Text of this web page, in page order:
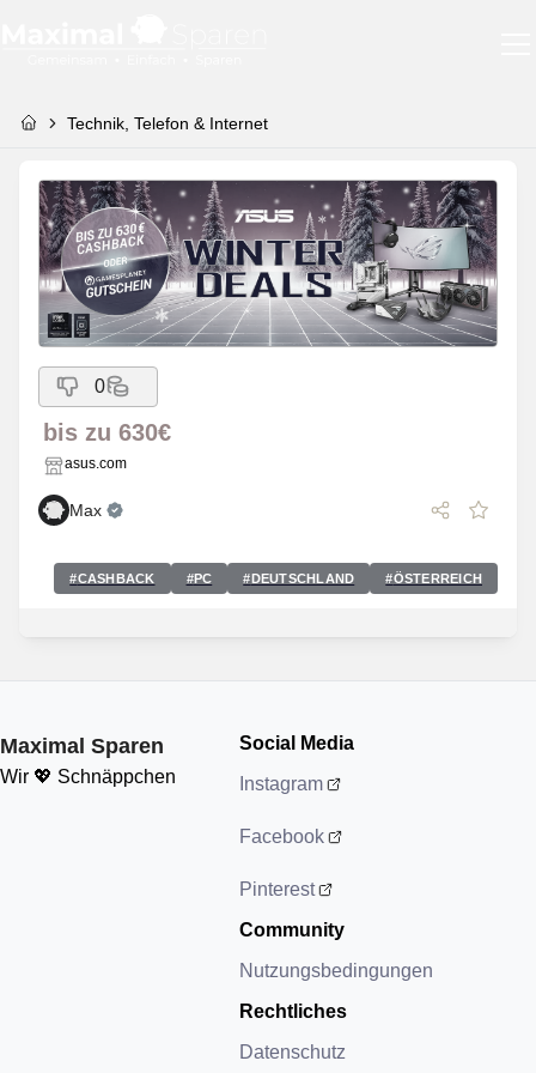
Technik, Telefon & Internet
0
bis zu 630€
asus.com
Max
#CASHBACK #PC #DEUTSCHLAND #ÖSTERREICH
Maximal Sparen
Wir 💖 Schnäppchen
Social Media
Instagram
Facebook
Pinterest
Community
Nutzungsbedingungen
Rechtliches
Datenschutz